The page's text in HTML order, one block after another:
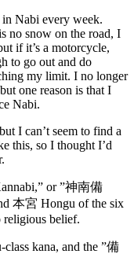
Nabi every week.
no snow on the road, I
if it’s a motorcycle,
to go out and do
my limit. I no longer
one reason is that I
Nabi.
I can’t seem to find a
this, so I thought I’d
or ”神南備
本宮 Hongu of the six
religious belief.
kana, and the ”備